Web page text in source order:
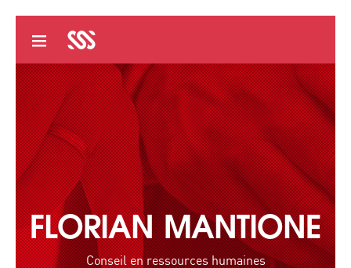
FLORIAN MANTIONE
Conseil en ressources humaines